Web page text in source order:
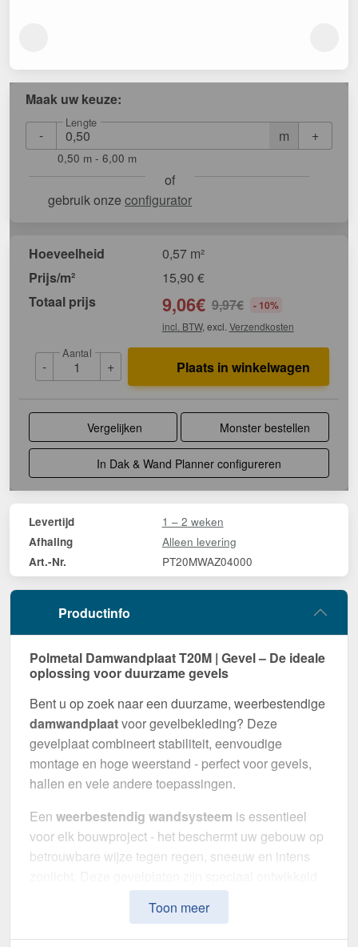
Maak uw keuze:
-
m
Lengte
+
0,50 m - 6,00 m
of
gebruik onze configurator
Hoeveelheid
0,57 m²
Prijs/m²
15,90 €
Totaal prijs
9,06€ 9,97€ - 10%
incl. BTW, excl. Verzendkosten
-
Aantal
+ Plaats in winkelwagen
Vergelijken Monster bestellen
In Dak & Wand Planner configureren
Levertijd 1 – 2 weken
Afhaling Alleen levering
Art.-Nr. PT20MWAZ04000
Productinfo
Polmetal Damwandplaat T20M | Gevel – De ideale
oplossing voor duurzame gevels
Bent u op zoek naar een duurzame, weerbestendige
damwandplaatvoor gevelbekleding? Deze
gevelplaat combineert stabiliteit, eenvoudige
montage en hoge weerstand - perfect voor gevels,
hallen en vele andere toepassingen.
Een weerbestendig wandsysteem is essentieel
voor elk bouwproject - het beschermt uw gebouw op
betrouwbare wijze tegen regen, sneeuw en intens
robuuste en duurzame gevelbekleding
bieden. Het maakt indruk met eenvoudige montage,
hoge duurzaamheid en een bestendige coating.
Toon meer